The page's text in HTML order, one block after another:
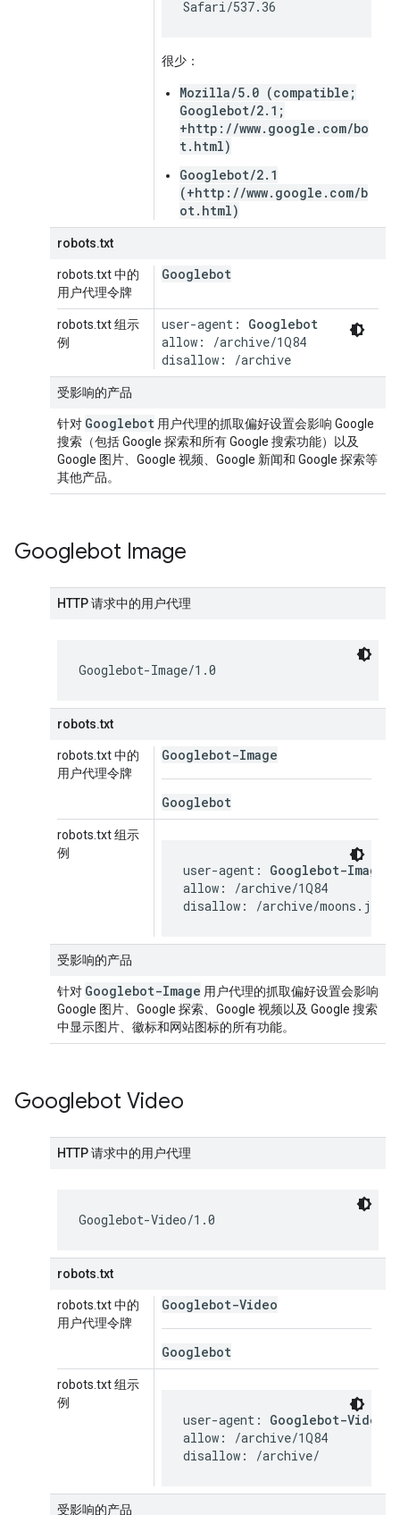
Safari/537.36
很少：
Mozilla/5.0 (compatible;
Googlebot/2.1;
+http://www.google.com/bo
t.html)
Googlebot/2.1
(+http://www.google.com/b
ot.html)
robots.txt
robots.txt 中的
用户代理令牌
Googlebot
robots.txt 组示
例
user-agent: Googlebot
allow: /archive/1Q84
disallow: /archive
受影响的产品
针对 Googlebot 用户代理的抓取偏好设置会影响 Google
搜索（包括 Google 探索和所有 Google 搜索功能）以及
Google 图片、Google 视频、Google 新闻和 Google 探索等
其他产品。
Googlebot Image
HTTP 请求中的用户代理
Googlebot-Image/1.0
robots.txt
robots.txt 中的
用户代理令牌
Googlebot-Image
Googlebot
robots.txt 组示
例
user-agent: Googlebot-Image
allow: /archive/1Q84
disallow: /archive/moons.jpg
受影响的产品
针对 Googlebot-Image 用户代理的抓取偏好设置会影响
Google 图片、Google 探索、Google 视频以及 Google 搜索
中显示图片、徽标和网站图标的所有功能。
Googlebot Video
HTTP 请求中的用户代理
Googlebot-Video/1.0
robots.txt
robots.txt 中的
用户代理令牌
Googlebot-Video
Googlebot
robots.txt 组示
例
user-agent: Googlebot-Video
allow: /archive/1Q84
disallow: /archive/
受影响的产品